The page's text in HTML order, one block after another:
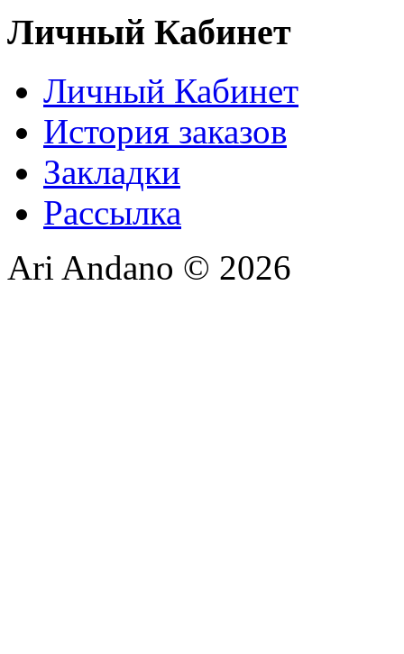
Личный Кабинет
Личный Кабинет
История заказов
Закладки
Рассылка
Ari Andano © 2026